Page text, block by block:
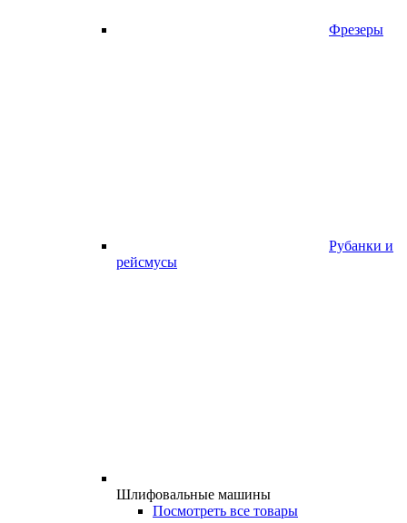
Фрезеры
Рубанки и
рейсмусы
Шлифовальные машины
Посмотреть все товары